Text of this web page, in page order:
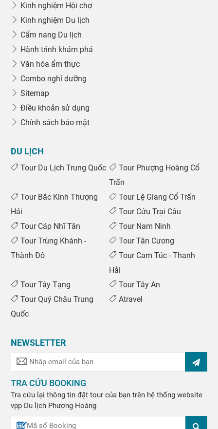
Kinh nghiệm Hội chợ
Kinh nghiệm Du lịch
Cẩm nang Du lịch
Hành trình khám phá
Văn hóa ẩm thực
Combo nghỉ dưỡng
Sitemap
Điều khoản sử dụng
Chính sách bảo mật
DU LỊCH
Tour Du Lịch Trung Quốc
Tour Phượng Hoàng Cổ
Trấn
Tour Bắc Kinh Thượng
Hải
Tour Lệ Giang Cổ Trấn
Tour Cửu Trại Câu
Tour Cáp Nhĩ Tân
Tour Nam Ninh
Tour Trùng Khánh -
Thành Đô
Tour Tân Cương
Tour Cam Túc - Thanh
Hải
Tour Tây Tạng
Tour Tây An
Tour Quý Châu Trung
Quốc
Atravel
NEWSLETTER
TRA CỨU BOOKING
Tra cứu lại thông tin đặt tour của bạn trên hệ thống website
vpp Du lịch Phượng Hoàng